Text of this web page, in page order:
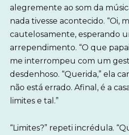
alegremente ao som da
nada tivesse acontecido. “Oi,
cautelosamente, esperando
arrependimento. “O que
me interrompeu com um
desdenhoso. “Querida,” ela
não está errado. Afinal, é a
limites e tal.”
“Limites?” repeti incrédula.